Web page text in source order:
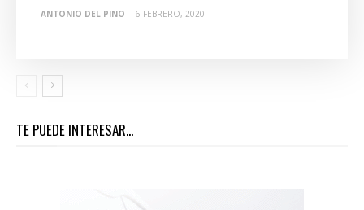
ANTONIO DEL PINO - 6 FEBRERO, 2020
TE PUEDE INTERESAR...